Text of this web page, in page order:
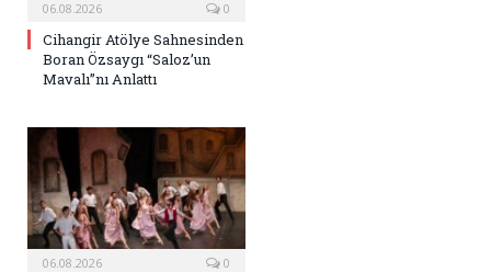
06.08.2026 0
Cihangir Atölye Sahnesinden
Boran Özsaygı “Saloz’un
Mavalı”nı Anlattı
06.08.2026 0